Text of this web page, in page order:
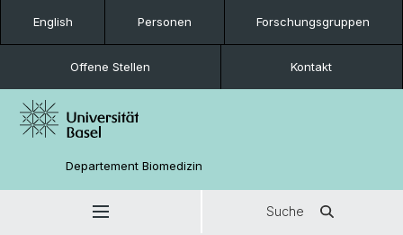
English Personen Forschungsgruppen
Offene Stellen Kontakt
Departement Biomedizin
Suche